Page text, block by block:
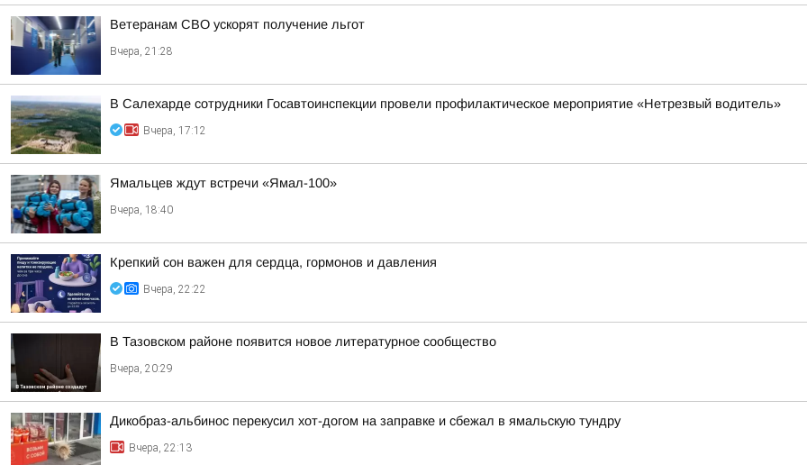
Ветеранам СВО ускорят получение льгот
Вчера, 21:28
В Салехарде сотрудники Госавтоинспекции провели профилактическое мероприятие «Нетрезвый водитель»
Вчера, 17:12
Ямальцев ждут встречи «Ямал-100»
Вчера, 18:40
Крепкий сон важен для сердца, гормонов и давления
Вчера, 22:22
В Тазовском районе появится новое литературное сообщество
Вчера, 20:29
Дикобраз-альбинос перекусил хот-догом на заправке и сбежал в ямальскую тундру
Вчера, 22:13